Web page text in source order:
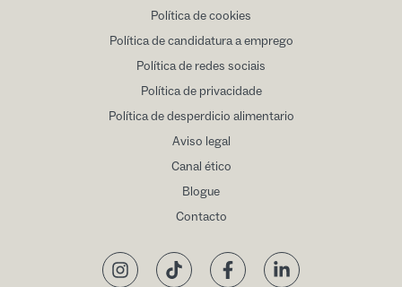
Política de cookies
Política de candidatura a emprego
Política de redes sociais
Política de privacidade
Política de desperdicio alimentario
Aviso legal
Canal ético
Blogue
Contacto
InstagramTikTok FacebookLinkedIn